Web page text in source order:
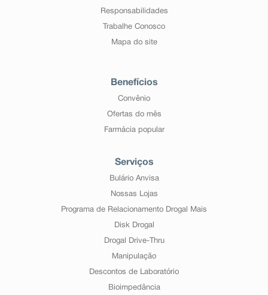
Responsabilidades
Trabalhe Conosco
Mapa do site
Benefícios
Convênio
Ofertas do mês
Farmácia popular
Serviços
Bulário Anvisa
Nossas Lojas
Programa de Relacionamento Drogal Mais
Disk Drogal
Drogal Drive-Thru
Manipulação
Descontos de Laboratório
Bioimpedância